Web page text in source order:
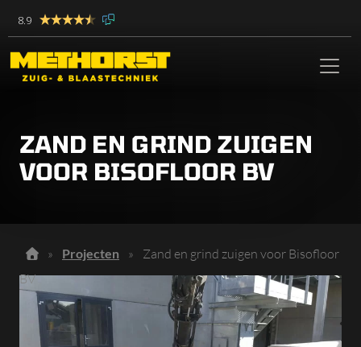
8.9
ZAND EN GRIND ZUIGEN
VOOR BISOFLOOR BV
» Projecten »
Zand en grind zuigen voor Bisofloor
BV